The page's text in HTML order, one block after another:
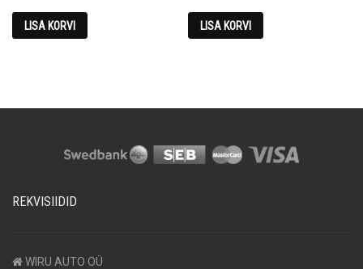
was:
€38.00.€8.00.
LISA KORVI LISA KORVI
REKVISIIDID
WIRU AUTO OÜ